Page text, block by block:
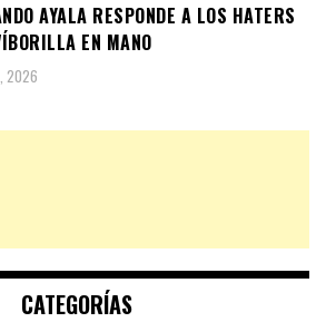
AYALA RESPONDE A LOS HATERS
EN MANO
2026
CATEGORÍAS